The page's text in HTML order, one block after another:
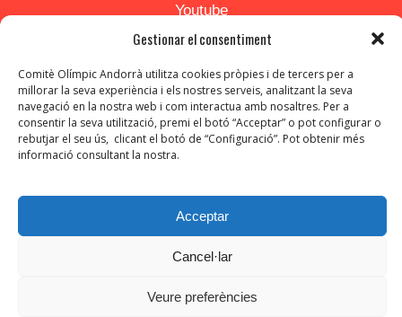
Gestionar el consentiment
Comitè Olímpic Andorrà utilitza cookies pròpies i de tercers per a
millorar la seva experiència i els nostres serveis, analitzant la seva
navegació en la nostra web i com interactua amb nosaltres. Per a
consentir la seva utilització, premi el botó “Acceptar” o pot configurar o
rebutjar el seu ús, clicant el botó de “Configuració”. Pot obtenir més
informació consultant la nostra.
Acceptar
Cancel·lar
Veure preferències
Youtube
Flickr
Instagram
Avís legal-
Política de privacitat
Política de Cookies